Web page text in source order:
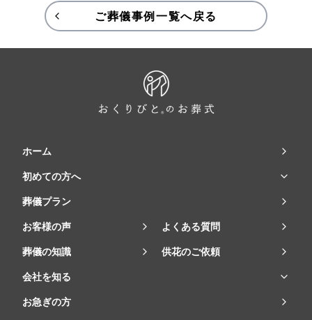
ご葬儀事例一覧へ戻る
ホーム
初めての方へ
葬儀プラン
お客様の声 よくある質問
葬儀の知識 供花のご依頼
会社を知る
お急ぎの方